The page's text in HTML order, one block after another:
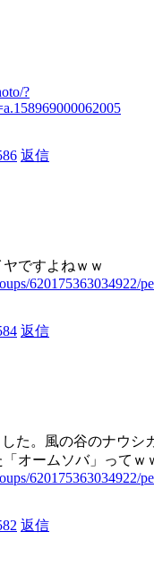
?
返信
ですよねｗｗ
620175363034922/
返信
した。風の谷のナウシ
オームソバ」ってｗ
620175363034922/
返信